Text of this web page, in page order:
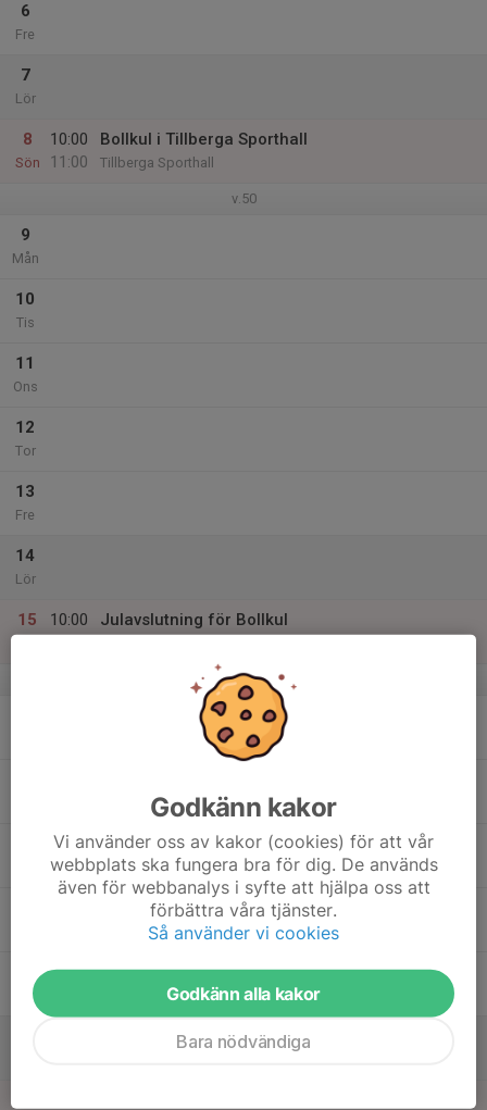
6
Fre
7
Lör
8
Sön
10:00
11:00
Bollkul i Tillberga Sporthall
Tillberga Sporthall
v.50
9
Mån
10
Tis
11
Ons
12
Tor
13
Fre
14
Lör
15
10:00
Julavslutning för Bollkul
v.51
Fre
Godkänn kakor
Vi använder oss av kakor (cookies) för att vår
webbplats ska fungera bra för dig. De används
även för webbanalys i syfte att hjälpa oss att
förbättra våra tjänster.
Så använder vi cookies
Godkänn alla kakor
Bara nödvändiga